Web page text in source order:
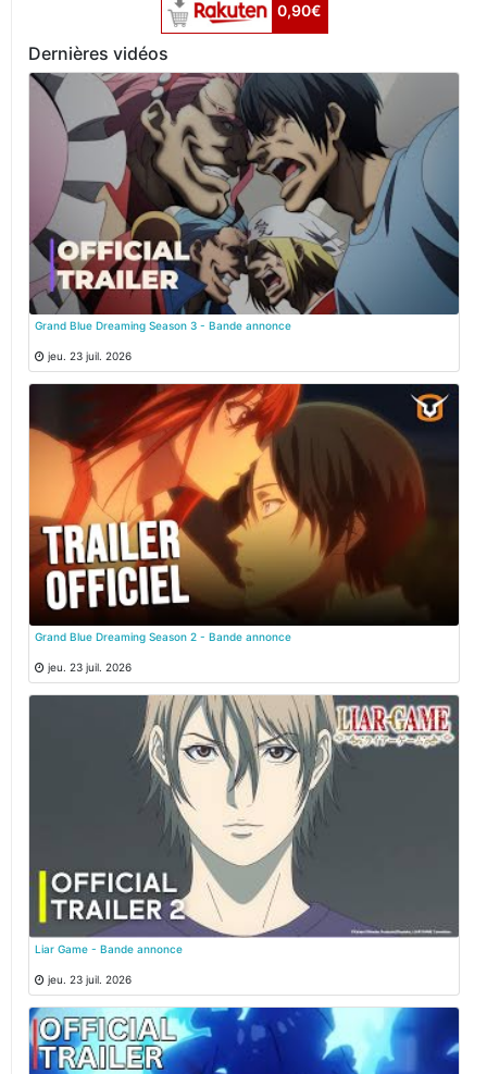
0,90€
Dernières vidéos
Grand Blue Dreaming Season 3 - Bande annonce
jeu. 23 juil. 2026
Grand Blue Dreaming Season 2 - Bande annonce
jeu. 23 juil. 2026
Liar Game - Bande annonce
jeu. 23 juil. 2026